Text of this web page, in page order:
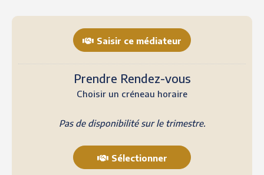
Saisir ce médiateur
Prendre Rendez-vous
Choisir un créneau horaire
Pas de disponibilité sur le trimestre.
Sélectionner